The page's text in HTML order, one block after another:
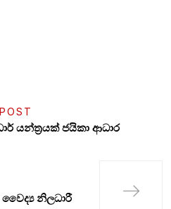
යන්ත්‍රයක් ජයිකා ආධාර
නිලධාරී